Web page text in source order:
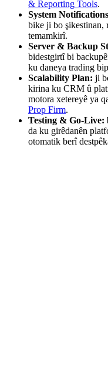
& Reporting Tools.
System
bike ji bo şikestinan,
temamkirî.
Server & Backup
bidestgirtî bi
ku daneya trading
Scalability Plan: ji
kirina ku CRM û
motora xetereyê ya
Prop Firm.
Testing & Go-Live:
da ku girêdanên
otomatik berî